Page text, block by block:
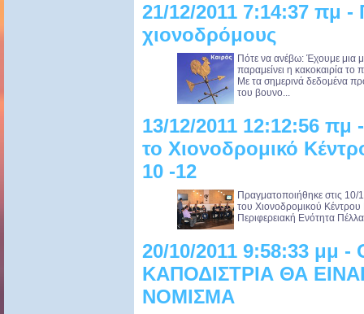
21/12/2011 7:14:37 πμ
χιονοδρόμους
Πότε να ανέβω: Έχουμε μια
παραμείνει η κακοκαιρία
Με τα σημερινά δεδομένα
του βουνο...
13/12/2011 12:12:56 πμ
το Χιονοδρομικό
10 -12
Πραγματοποιήθηκε στις 10/
του Χιονοδρομικού
Περιφερειακή Ενότητα
20/10/2011 9:58:33 μμ
ΚΑΠΟΔΙΣΤΡΙΑ ΘΑ
ΝΟΜΙΣΜΑ